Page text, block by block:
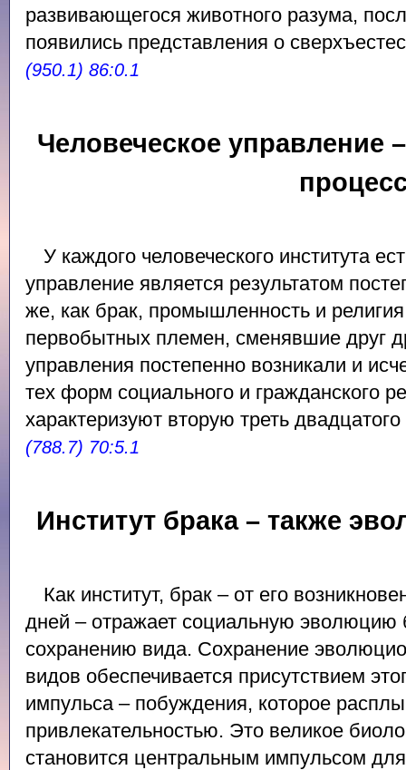
развивающегося животного разума,
появились представления о
(950.1) 86:0.1
Человеческое управление
У каждого человеческого института
управление является результатом
же, как брак, промышленность и
первобытных племен, сменявшие друг
управления постепенно возникали и
тех форм социального и гражданского
характеризуют вторую треть
(788.7) 70:5.1
Институт брака – также
Как институт, брак – от его
дней – отражает социальную эволюцию
сохранению вида. Сохранение
видов обеспечивается присутствием
импульса – побуждения, которое
привлекательностью. Это великое
становится центральным импульсом